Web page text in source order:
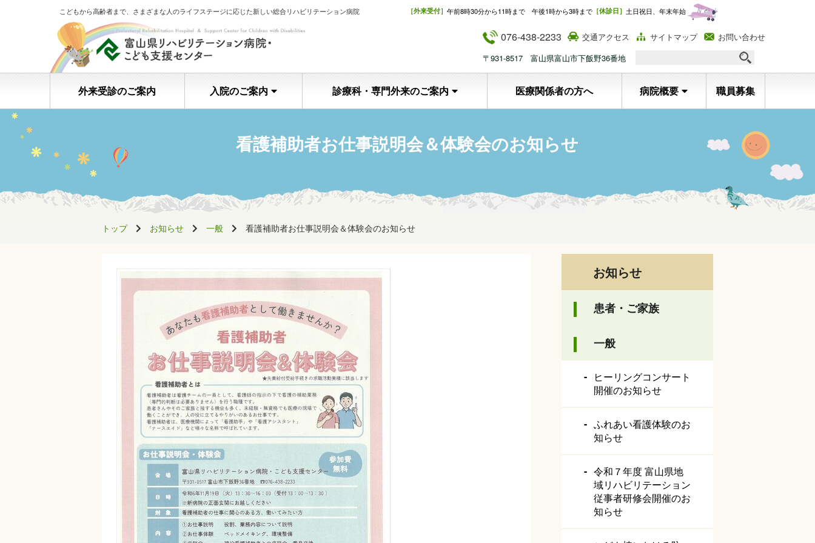
こどもから高齢者まで、さまざまな人のライフステージに応じた新しい総合リハビリテーション病院
076-438-2233 交通アクセス サイトマップ
お問い合わせ
〒931-8517 富山県富山市下飯野36番地
［外来受付］ 午前8時30分から11時まで 午後1時から3時まで ［休診日］ 土日祝日、年末年始
外来受診のご案内 入院のご案内 診療科・専門外来のご案内 医療関係者の方へ 病院概要 職員募集
看護補助者お仕事説明会＆体験会のお知らせ
トップ お知らせ 一般 看護補助者お仕事説明会＆体験会のお知らせ
お知らせ
患者・ご家族
一般
ヒーリングコンサート
開催のお知らせ
ふれあい看護体験のお
知らせ
令和７年度 富山県地
域リハビリテーション
従事者研修会開催のお
知らせ